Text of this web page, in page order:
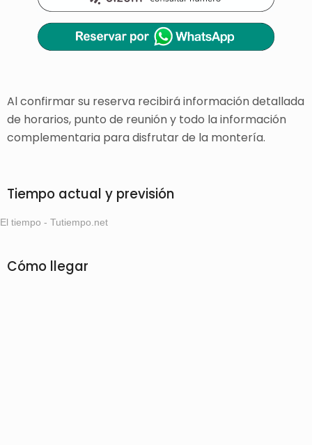
Al confirmar su reserva recibirá información detallada
de horarios, punto de reunión y todo la información
complementaria para disfrutar de la montería.
Tiempo actual y previsión
El tiempo - Tutiempo.net
Cómo llegar